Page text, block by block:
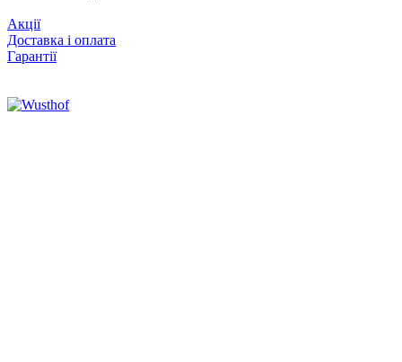
Акції
Доставка і оплата
Гарантії